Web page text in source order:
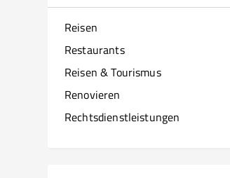
Reisen
Restaurants
Reisen & Tourismus
Renovieren
Rechtsdienstleistungen